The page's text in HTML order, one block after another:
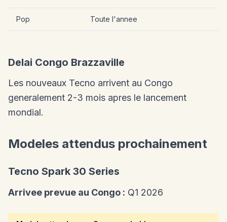
Pop Toute l'annee
Delai Congo Brazzaville
Les nouveaux Tecno arrivent au Congo
generalement 2-3 mois apres le lancement
mondial.
Modeles attendus prochainement
Tecno Spark 30 Series
Arrivee prevue au Congo : Q1 2026